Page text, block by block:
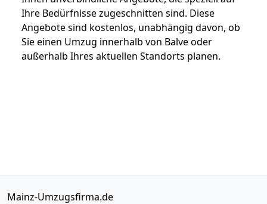
Ihre Bedürfnisse zugeschnitten sind. Diese
Angebote sind kostenlos, unabhängig davon, ob
Sie einen Umzug innerhalb von Balve oder
außerhalb Ihres aktuellen Standorts planen.
Mainz-Umzugsfirma.de